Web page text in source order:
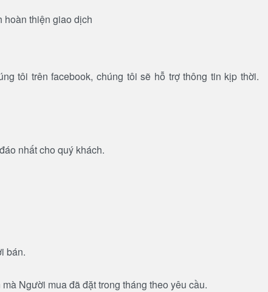
hoàn thiện giao dịch
tôi trên facebook, chúng tôi sẽ hỗ trợ thông tin kịp thời.
nhất cho quý khách.
bán.
Người mua đã đặt trong tháng theo yêu cầu.